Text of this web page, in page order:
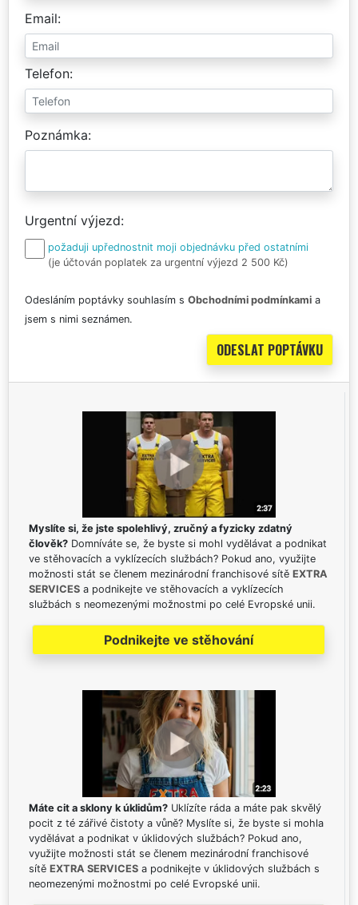
Email
Telefon
Poznámka
Urgentní výjezd
požaduji upřednostnit moji objednávku před ostatními
(je účtován poplatek za urgentní výjezd 2 500 Kč)
Odesláním poptávky souhlasím s Obchodními podmínkami a
jsem s nimi seznámen.
Myslíte si, že jste spolehlivý, zručný a fyzicky zdatný
člověk? Domníváte se, že byste si mohl vydělávat a podnikat
ve stěhovacích a vyklízecích službách? Pokud ano, využijte
možnosti stát se členem mezinárodní franchisové sítě EXTRA
SERVICES a podnikejte ve stěhovacích a vyklízecích
službách s neomezenými možnostmi po celé Evropské unii.
Podnikejte ve stěhování
Máte cit a sklony k úklidům? Uklízíte ráda a máte pak skvělý
pocit z té zářivé čistoty a vůně? Myslíte si, že byste si mohla
vydělávat a podnikat v úklidových službách? Pokud ano,
využijte možnosti stát se členem mezinárodní franchisové
sítě EXTRA SERVICES a podnikejte v úklidových službách s
neomezenými možnostmi po celé Evropské unii.